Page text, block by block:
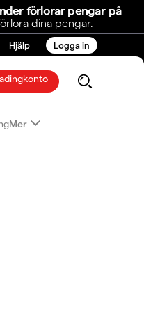
förlorar pengar på
dina pengar.
Hjälp Logga in
Mer